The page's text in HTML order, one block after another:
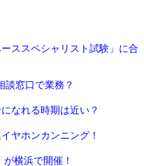
ススペシャリスト試験」に合
談窓口で業務？
なれる時期は近い？
ヤホンカンニング！
横浜で開催！